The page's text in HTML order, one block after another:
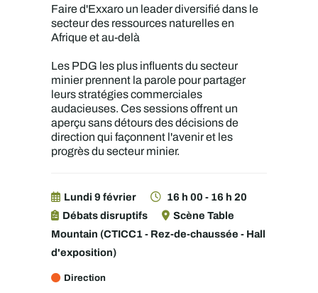
Faire d'Exxaro un leader diversifié dans le
secteur des ressources naturelles en
Afrique et au-delà
Les PDG les plus influents du secteur
minier prennent la parole pour partager
leurs stratégies commerciales
audacieuses. Ces sessions offrent un
aperçu sans détours des décisions de
direction qui façonnent l'avenir et les
progrès du secteur minier.
Lundi 9 février
16 h 00 - 16 h 20
Débats disruptifs
Scène Table
Mountain (CTICC1 - Rez-de-chaussée - Hall
d'exposition)
Direction